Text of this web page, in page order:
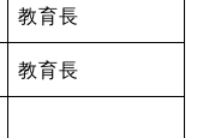
教育長
教育長